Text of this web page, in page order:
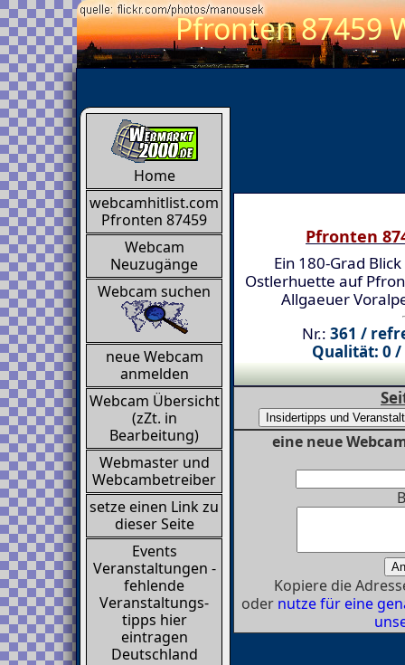
Pfronten 87459
Home
webcamhitlist.com
Pfronten 87459
Webcam
Neuzugänge
Webcam suchen
neue Webcam
anmelden
Webcam Übersicht
(zZt. in
Bearbeitung)
Webmaster und
Webcambetreiber
setze einen Link zu
dieser Seite
Events
Veranstaltungen -
fehlende
Veranstaltungs-
tipps hier
eintragen
Deutschland
Pfronten
Ein 180-Grad
Ostlerhuette auf
Allgaeuer
Nr.: 361 /
Qualität: 0 /
eine neue
Kopiere die
oder nutze für eine